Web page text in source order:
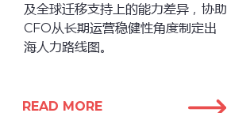
及全球迁移支持上的能力差异，协助
CFO从长期运营稳健性角度制定出
海人力路线图。
READ MORE